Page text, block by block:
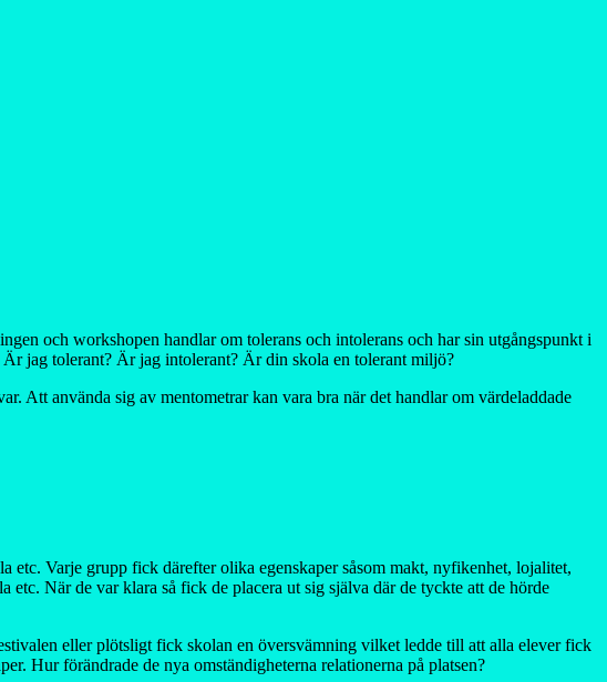
och workshopen handlar om tolerans och intolerans och har sin utgångspunkt i
jag tolerant? Är jag intolerant? Är din skola en tolerant miljö?
Att använda sig av mentometrar kan vara bra när det handlar om värdeladdade
etc. Varje grupp fick därefter olika egenskaper såsom makt, nyfikenhet, lojalitet,
När de var klara så fick de placera ut sig själva där de tyckte att de hörde
eller plötsligt fick skolan en översvämning vilket ledde till att alla elever fick
Hur förändrade de nya omständigheterna relationerna på platsen?